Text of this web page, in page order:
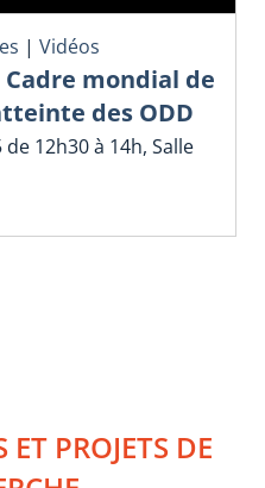
| Vidéos
mondial de
des ODD
12h30 à 14h, Salle
PROJETS DE